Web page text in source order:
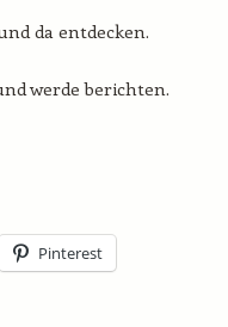
da entdecken.
werde berichten.
Pinterest